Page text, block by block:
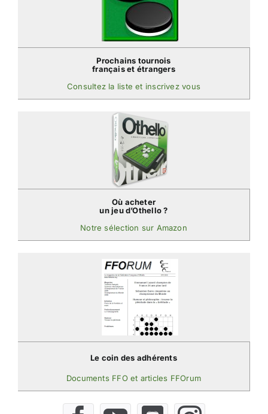
Prochains tournois
français et étrangers
Consultez la liste et inscrivez vous
Où acheter
un jeu d’Othello ?
Notre sélection sur Amazon
Le coin des adhérents
Documents FFO et articles FFOrum